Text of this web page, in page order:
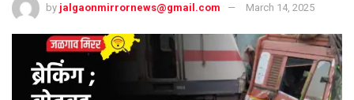
by jalgaonmirrornews@gmail.com March 14, 2025